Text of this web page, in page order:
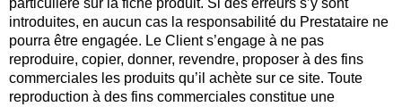
particulière sur la fiche produit. Si des erreurs s’y sont
introduites, en aucun cas la responsabilité du Prestataire ne
pourra être engagée. Le Client s’engage à ne pas
reproduire, copier, donner, revendre, proposer à des fins
commerciales les produits qu’il achète sur ce site. Toute
reproduction à des fins commerciales constitue une